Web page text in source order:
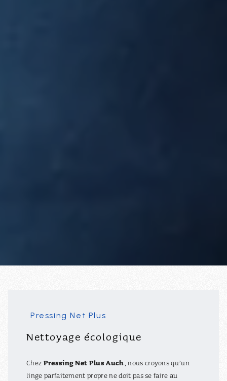
Pressing Net Plus
Nettoyage écologique
Chez Pressing Net Plus Auch, nous croyons qu’un
linge parfaitement propre ne doit pas se faire au